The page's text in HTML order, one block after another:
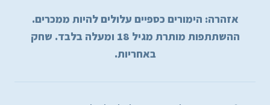
אזהרה: הימורים כספיים עלולים להיות ממכרים.
ההשתתפות מותרת מגיל 18 ומעלה בלבד. שחק
באחריות.